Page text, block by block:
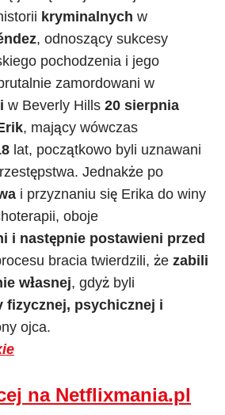
kryminalnych w
, odnoszący sukcesy
pochodzenia i jego
zamordowani w
w Beverly Hills 20 sierpnia
, mający wówczas
lat, początkowo byli uznawani
Jednakże po
i przyznaniu się Erika do winy
oboje
i następnie postawieni przed
bracia twierdzili, że zabili
własnej, gdyż byli
fizycznej, psychicznej i
ojca.
na Netflixmania.pl